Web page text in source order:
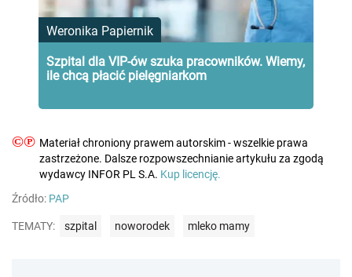
Weronika Papiernik
Szpital dla VIP-ów szuka pracowników. Wiemy,
ile chcą płacić pielęgniarkom
©℗ Materiał chroniony prawem autorskim - wszelkie prawa
zastrzeżone. Dalsze rozpowszechnianie artykułu za zgodą
wydawcy INFOR PL S.A. Kup licencję.
Źródło: PAP
TEMATY: szpital noworodek mleko mamy